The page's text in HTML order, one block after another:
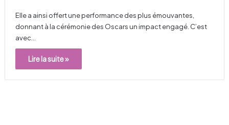
Elle a ainsi offert une performance des plus émouvantes,
donnant à la cérémonie des Oscars un impact engagé. C’est
avec…
Lire la suite »